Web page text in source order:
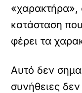
«χαρακτήρα»,
κατάσταση
φέρει τα
Αυτό δεν
συνήθειες